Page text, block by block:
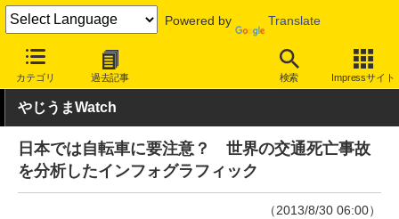
Powered by Translate
カテゴリ 過去記事 検索 Impressサイト
INTERNET Watch トピック
やじうまWatch
日本では自転車に要注意？ 世界の交通死亡事故
を分析したインフォグラフィック
（2013/8/30 06:00）